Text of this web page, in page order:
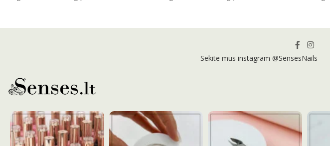
Sekite mus instagram @SensesNails